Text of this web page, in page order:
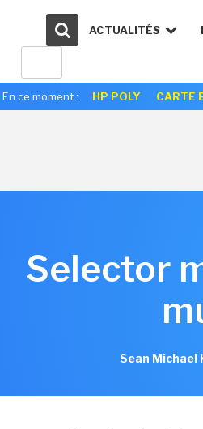
ACTUALITÉS
En ce moment : HP POLY CARTE
Selector
Sean Michael